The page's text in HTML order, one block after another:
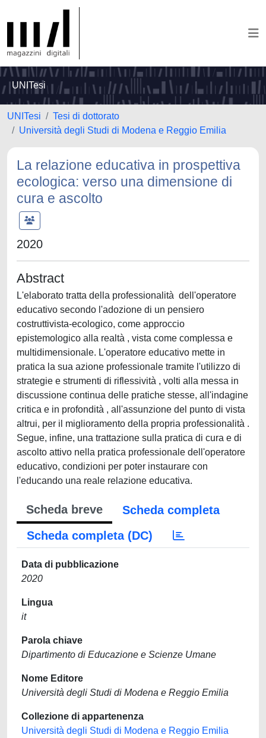
UNITesi
UNITesi
Tesi di dottorato
Università degli Studi di Modena e Reggio Emilia
La relazione educativa in prospettiva
ecologica: verso una dimensione di
cura e ascolto
2020
Abstract
L'elaborato tratta della professionalità dell'operatore
educativo secondo l'adozione di un pensiero
costruttivista-ecologico, come approccio
epistemologico alla realtà , vista come complessa e
multidimensionale. L'operatore educativo mette in
pratica la sua azione professionale tramite l'utilizzo di
strategie e strumenti di riflessività , volti alla messa in
discussione continua delle pratiche stesse, all'indagine
critica e in profondità , all'assunzione del punto di vista
altrui, per il miglioramento della propria professionalità .
Segue, infine, una trattazione sulla pratica di cura e di
ascolto attivo nella pratica professionale dell'operatore
educativo, condizioni per poter instaurare con
l'educando una reale relazione educativa.
Scheda breve
Scheda completa
Scheda completa (DC)
Data di pubblicazione
2020
Lingua
it
Parola chiave
Dipartimento di Educazione e Scienze Umane
Nome Editore
Università degli Studi di Modena e Reggio Emilia
Collezione di appartenenza
Università degli Studi di Modena e Reggio Emilia